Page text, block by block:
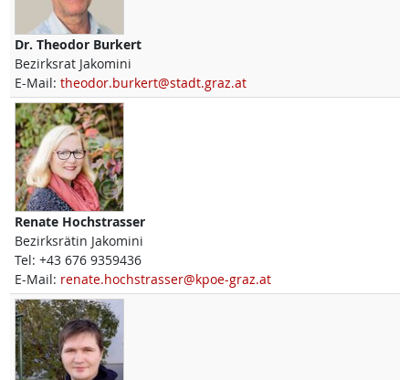
Dr. Theodor Burkert
Bezirksrat Jakomini
E-Mail: theodor.burkert@stadt.graz.at
Renate Hochstrasser
Bezirksrätin Jakomini
Tel: +43 676 9359436
E-Mail: renate.hochstrasser@kpoe-graz.at